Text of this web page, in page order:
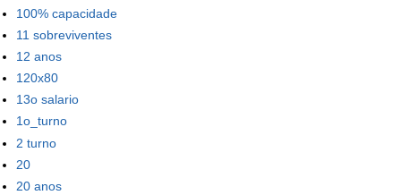
100% capacidade
11 sobreviventes
12 anos
120x80
13o salario
1o_turno
2 turno
20
20 anos